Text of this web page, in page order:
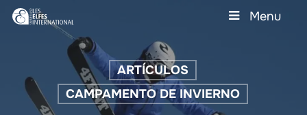
Skip
Menu
ARTÍCULOS
CAMPAMENTO DE INVIERNO